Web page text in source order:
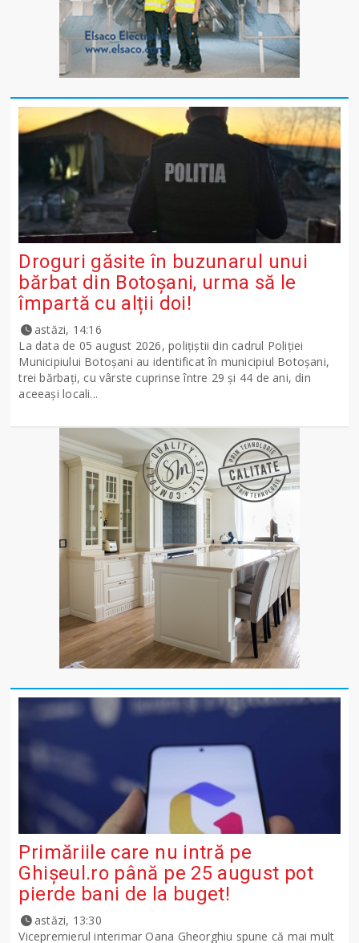
Droguri găsite în buzunarul unui
bărbat din Botoșani, urma să le
împartă cu alții doi!
astăzi, 14:16
La data de 05 august 2026, polițiștii din cadrul Poliției
Municipiului Botoșani au identificat în municipiul Botoșani,
trei bărbați, cu vârste cuprinse între 29 și 44 de ani, din
aceeași locali...
Primăriile care nu intră pe
Ghişeul.ro până pe 25 august pot
pierde bani de la buget!
astăzi, 13:30
Vicepremierul interimar Oana Gheorghiu spune că mai mult